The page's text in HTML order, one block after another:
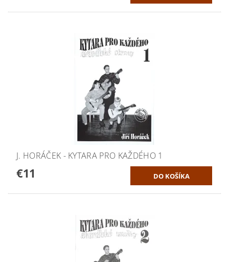
J. HORÁČEK - KYTARA PRO KAŽDÉHO 1
€11